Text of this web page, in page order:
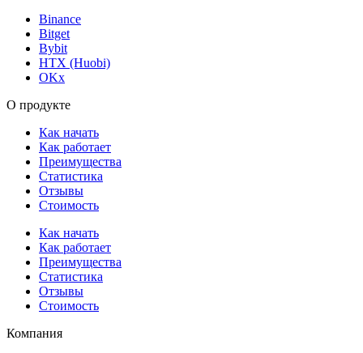
Binance
Bitget
Bybit
HTX (Huobi)
OKx
О продукте
Как начать
Как работает
Преимущества
Статистика
Отзывы
Стоимость
Как начать
Как работает
Преимущества
Статистика
Отзывы
Стоимость
Компания